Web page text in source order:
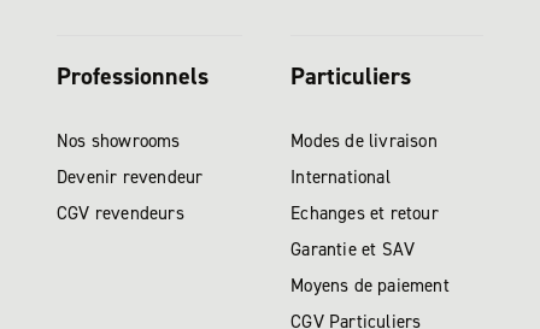
Professionnels
Nos showrooms
Devenir revendeur
CGV revendeurs
Particuliers
Modes de livraison
International
Echanges et retour
Garantie et SAV
Moyens de paiement
CGV Particuliers